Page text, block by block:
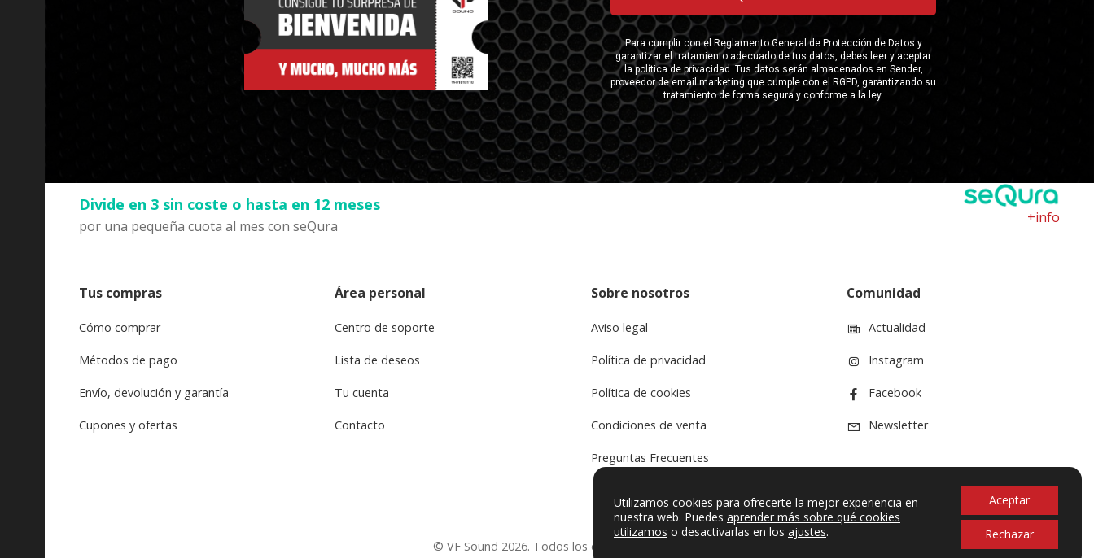
Divide en 3 sin coste o hasta en 12 meses
por una pequeña cuota al mes con seQura
+info
Tus compras
Cómo comprar
Métodos de pago
Envío, devolución y garantía
Cupones y ofertas
Área personal
Centro de soporte
Lista de deseos
Tu cuenta
Contacto
Sobre nosotros
Aviso legal
Política de privacidad
Política de cookies
Condiciones de venta
Preguntas Frecuentes
Comunidad
Actualidad
Instagram
Facebook
Newsletter
© VF Sound 2026. Todos los derechos reservados.
Utilizamos cookies para ofrecerte la mejor experiencia en
nuestra web. Puedes aprender más sobre qué cookies
utilizamos o desactivarlas en los ajustes.
Aceptar
Rechazar